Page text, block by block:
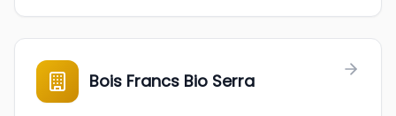
Bois Francs Bio Serra